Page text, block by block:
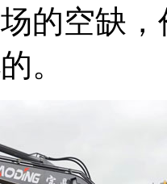
的空缺
。